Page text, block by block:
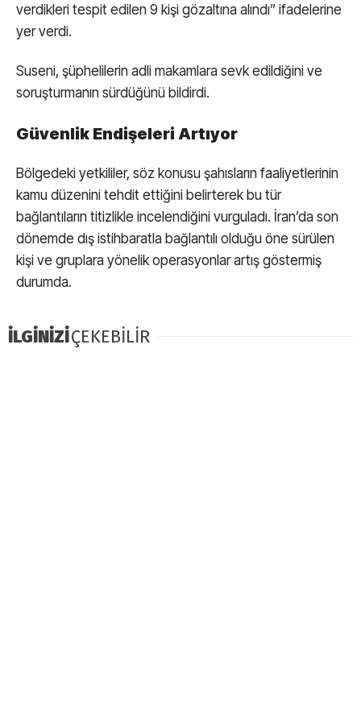
LinkedIn
verdikleri tespit edilen 9 kişi gözaltına alındı” ifadelerine
yer verdi.
Suseni, şüphelilerin adli makamlara sevk edildiğini ve
soruşturmanın sürdüğünü bildirdi.
Güvenlik Endişeleri Artıyor
Bölgedeki yetkililer, söz konusu şahısların faaliyetlerinin
kamu düzenini tehdit ettiğini belirterek bu tür
bağlantıların titizlikle incelendiğini vurguladı. İran’da son
dönemde dış istihbaratla bağlantılı olduğu öne sürülen
kişi ve gruplara yönelik operasyonlar artış göstermiş
durumda.
İLGİNİZİÇEKEBİLİR